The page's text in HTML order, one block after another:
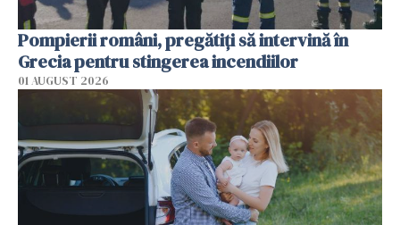
Pompierii români, pregătiţi să intervină în
Grecia pentru stingerea incendiilor
01 AUGUST 2026